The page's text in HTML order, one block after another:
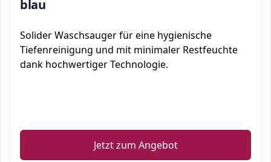
blau
Solider Waschsauger für eine hygienische
Tiefenreinigung und mit minimaler Restfeuchte
dank hochwertiger Technologie.
Jetzt zum Angebot